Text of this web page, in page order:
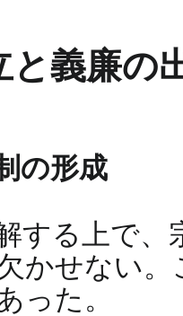
義廉の
の形成
する上で
かせない
った。